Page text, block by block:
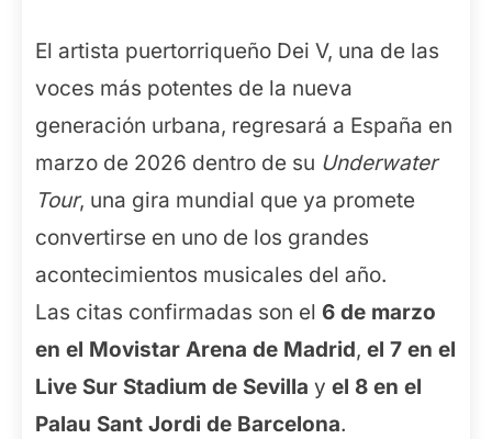
El artista puertorriqueño Dei V, una de las
voces más potentes de la nueva
generación urbana, regresará a España en
marzo de 2026 dentro de su Underwater
Tour, una gira mundial que ya promete
convertirse en uno de los grandes
acontecimientos musicales del año.
Las citas confirmadas son el 6 de marzo
en el Movistar Arena de Madrid, el 7 en el
Live Sur Stadium de Sevilla y el 8 en el
Palau Sant Jordi de Barcelona.